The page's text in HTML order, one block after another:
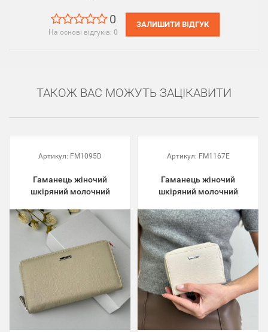
0
На основі відгуків: 0
ЗАЛИШИТИ ВІДГУК
ТАКОЖ ВАС МОЖУТЬ ЗАЦІКАВИТИ
Артикул: FM1095D
Гаманець жіночий
шкіряний молочний
Артикул: FM1167E
Гаманець жіночий
шкіряний молочний